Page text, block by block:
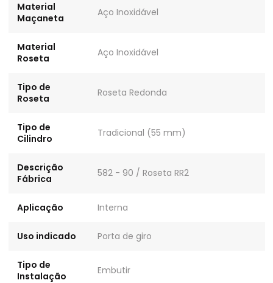
Material
Maçaneta
Aço Inoxidável
Material
Roseta
Aço Inoxidável
Tipo de
Roseta
Roseta Redonda
Tipo de
Cilindro
Tradicional (55 mm)
Descrição
Fábrica
582 - 90 / Roseta RR2
Aplicação Interna
Uso indicado Porta de giro
Tipo de
Instalação
Embutir